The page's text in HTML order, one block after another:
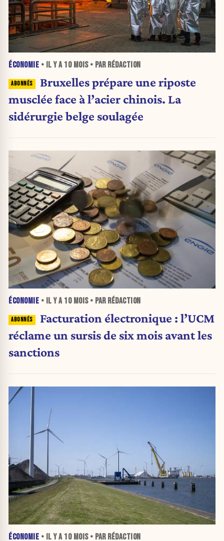
ÉCONOMIE • IL Y A 10 MOIS• PAR RÉDACTION
Bruxelles prépare une riposte
musclée face à l’acier chinois. La
sidérurgie belge soulagée
ÉCONOMIE • IL Y A 10 MOIS• PAR RÉDACTION
Facturation électronique : l’UCM
réclame un sursis de six mois avant les
sanctions
ÉCONOMIE • IL Y A 10 MOIS• PAR RÉDACTION